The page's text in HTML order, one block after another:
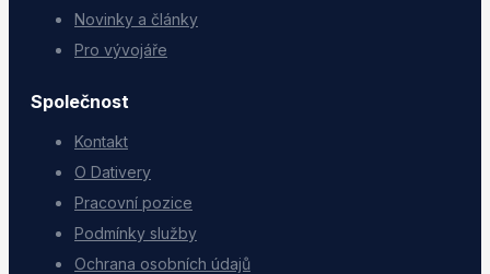
Novinky a články
Pro vývojáře
Společnost
Kontakt
O Dativery
Pracovní pozice
Podmínky služby
Ochrana osobních údajů